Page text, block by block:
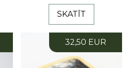
SKATĪT
32,50 EUR